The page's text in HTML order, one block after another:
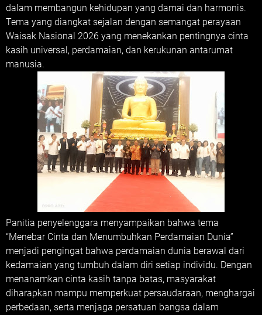
dalam membangun kehidupan yang damai dan harmonis.
Tema yang diangkat sejalan dengan semangat perayaan
Waisak Nasional 2026 yang menekankan pentingnya cinta
kasih universal, perdamaian, dan kerukunan antarumat
manusia.
Panitia penyelenggara menyampaikan bahwa tema
“Menebar Cinta dan Menumbuhkan Perdamaian Dunia”
menjadi pengingat bahwa perdamaian dunia berawal dari
kedamaian yang tumbuh dalam diri setiap individu. Dengan
menanamkan cinta kasih tanpa batas, masyarakat
diharapkan mampu memperkuat persaudaraan, menghargai
perbedaan, serta menjaga persatuan bangsa dalam